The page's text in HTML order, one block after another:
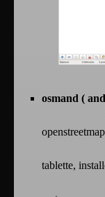
osmand (
tablette,